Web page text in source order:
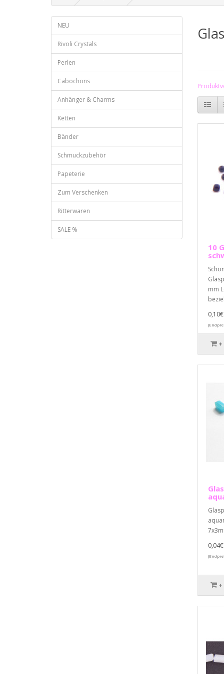
NEU
Rivoli Crystals
Perlen
Cabochons
Anhänger & Charms
Ketten
Bänder
Schmuckzubehör
Papeterie
Zum Verschenken
Ritterwaren
SALE %
10
mm
0,10€
+
0,04€
+